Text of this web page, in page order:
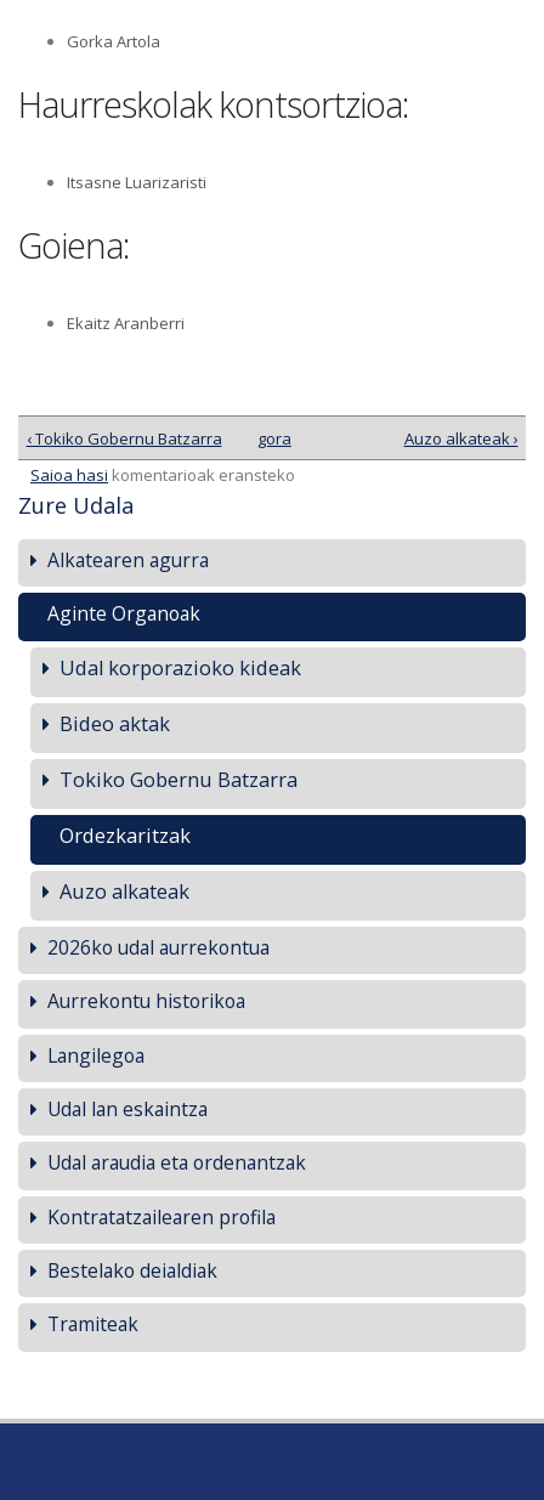
Gorka Artola
Haurreskolak kontsortzioa:
Itsasne Luarizaristi
Goiena:
Ekaitz Aranberri
‹ Tokiko Gobernu Batzarra gora
Auzo alkateak ›
Saioa hasi komentarioak eransteko
Zure Udala
Alkatearen agurra
Aginte Organoak
Udal korporazioko kideak
Bideo aktak
Tokiko Gobernu Batzarra
Ordezkaritzak
Auzo alkateak
2026ko udal aurrekontua
Aurrekontu historikoa
Langilegoa
Udal lan eskaintza
Udal araudia eta ordenantzak
Kontratatzailearen profila
Bestelako deialdiak
Tramiteak